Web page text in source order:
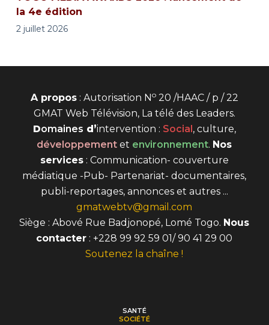
la 4e édition
2 juillet 2026
A propos: Autorisation No20 /HAAC / p / 22
GMAT Web Télévision, La télé des Leaders.
Domaines d’intervention : Social, culture,
développement et environnement. Nos
services: Communication- couverture
médiatique -Pub- Partenariat- documentaires,
publi-reportages, annonces et autres ...
gmatwebtv@gmail.com
Siège : Abové Rue Badjonopé, Lomé Togo. Nous
contacter : +228 99 92 59 01/ 90 41 29 00
Soutenez la chaîne !
SANTÉ
SOCIÉTÉ